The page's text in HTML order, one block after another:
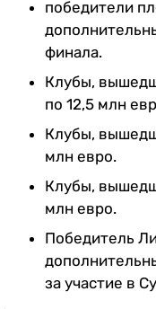
победители
финала.
Клубы,
по 12,5 млн
Клубы,
млн евро.
Клубы,
млн евро.
Победитель
за участие в